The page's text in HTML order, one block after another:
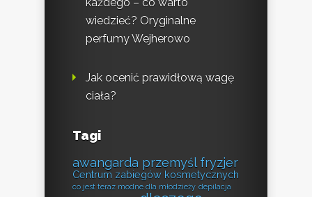
każdego – co warto
wiedzieć? Oryginalne
perfumy Wejherowo
Jak ocenić prawidłową wagę
ciała?
Tagi
awangarda przemyśl fryzjer
Centrum zabiegów kosmetycznych
co jest teraz modne dla młodzieży depilacja